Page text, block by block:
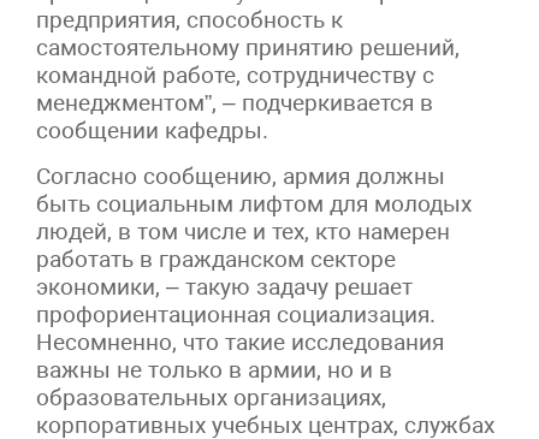
предприятия, способность к
самостоятельному принятию решений,
командной работе, сотрудничеству с
менеджментом”, – подчеркивается в
сообщении кафедры.
Согласно сообщению, армия должны
быть социальным лифтом для молодых
людей, в том числе и тех, кто намерен
работать в гражданском секторе
экономики, – такую задачу решает
профориентационная социализация.
Несомненно, что такие исследования
важны не только в армии, но и в
образовательных организациях,
корпоративных учебных центрах, службах